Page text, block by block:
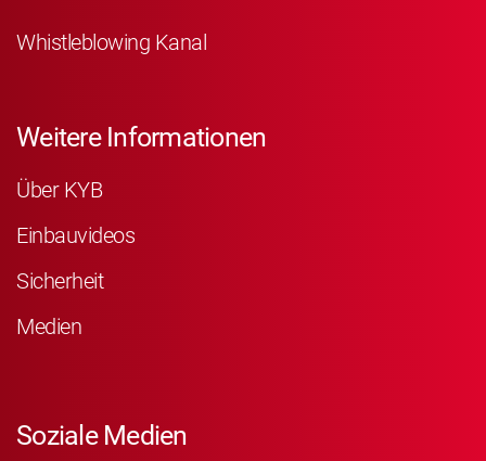
Whistleblowing Kanal
Weitere Informationen
Über KYB
Einbauvideos
Sicherheit
Medien
Soziale Medien